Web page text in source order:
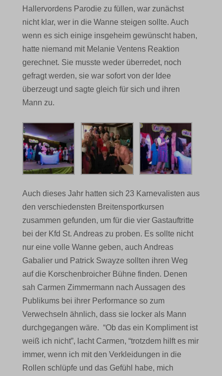
Hallervordens Parodie zu füllen, war zunächst
nicht klar, wer in die Wanne steigen sollte. Auch
wenn es sich einige insgeheim gewünscht haben,
hatte niemand mit Melanie Ventens Reaktion
gerechnet. Sie musste weder überredet, noch
gefragt werden, sie war sofort von der Idee
überzeugt und sagte gleich für sich und ihren
Mann zu.
Auch dieses Jahr hatten sich 23 Karnevalisten aus
den verschiedensten Breitensportkursen
zusammen gefunden, um für die vier Gastauftritte
bei der Kfd St. Andreas zu proben. Es sollte nicht
nur eine volle Wanne geben, auch Andreas
Gabalier und Patrick Swayze sollten ihren Weg
auf die Korschenbroicher Bühne finden. Denen
sah Carmen Zimmermann nach Aussagen des
Publikums bei ihrer Performance so zum
Verwechseln ähnlich, dass sie locker als Mann
durchgegangen wäre. “Ob das ein Kompliment ist
weiß ich nicht”, lacht Carmen, “trotzdem hilft es mir
immer, wenn ich mit den Verkleidungen in die
Rollen schlüpfe und das Gefühl habe, mich